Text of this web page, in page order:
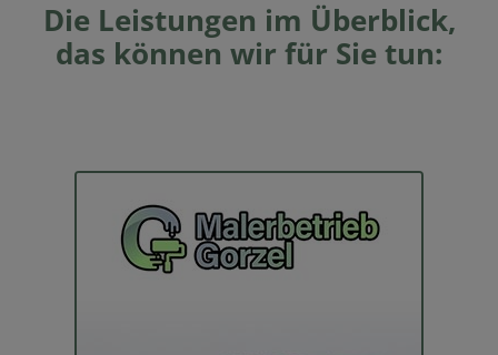
Die Leistungen im Überblick,
das können wir für Sie tun: